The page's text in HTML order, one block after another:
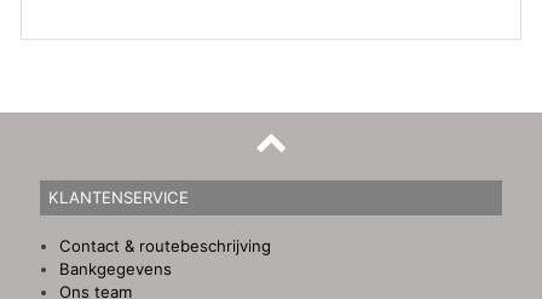
KLANTENSERVICE
Contact & routebeschrijving
Bankgegevens
Ons team